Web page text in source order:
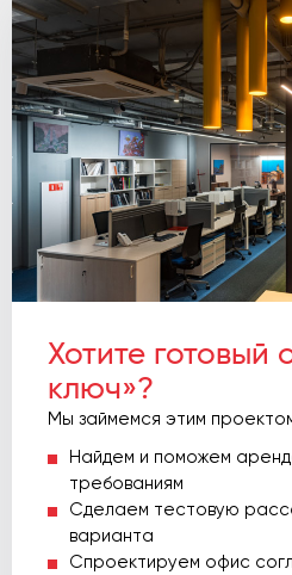
Хотите готовый
ключ»?
Мы займемся этим
Найдем и поможем
требованиям
Сделаем тестовую
варианта
Спроектируем офис